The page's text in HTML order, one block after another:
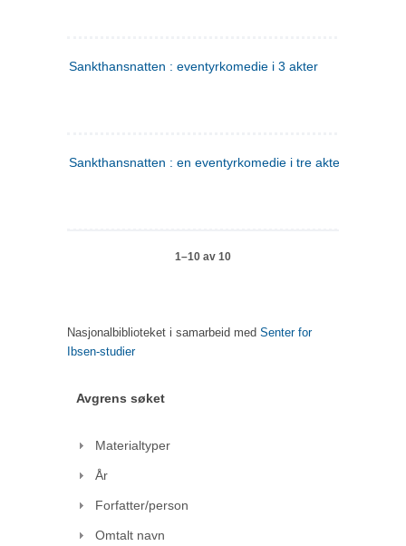
Sankthansnatten : eventyrkomedie i 3 akter
Sankthansnatten : en eventyrkomedie i tre akter
1–10 av 10
Nasjonalbiblioteket i samarbeid med Senter for
Ibsen-studier
Avgrens søket
Materialtyper
År
Forfatter/person
Omtalt navn